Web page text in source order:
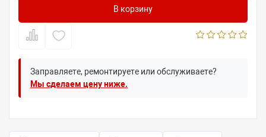
В корзину
Заправляете, ремонтируете или обслуживаете?
Мы сделаем цену ниже.